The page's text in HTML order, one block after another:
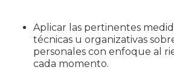
Aplicar las pertinentes
técnicas u organizativas
personales con enfoque al
cada momento.